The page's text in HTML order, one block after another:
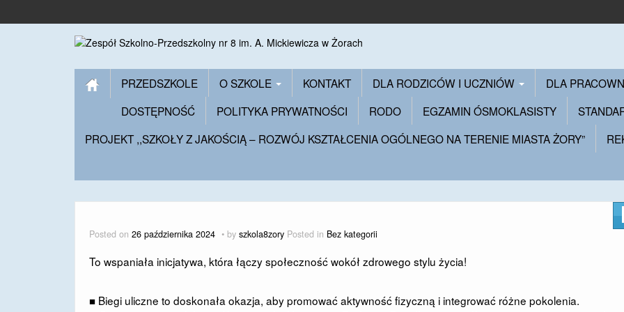
PRZEDSZKOLE O SZKOLE KONTAKT DLA RODZICÓW I UCZNIÓW DLA
DOSTĘPNOŚĆ
POLITYKA PRYWATNOŚCI RODO EGZAMIN ÓSMOKLASISTY
PROJEKT ,,SZKOŁY Z JAKOŚCIĄ – ROZWÓJ KSZTAŁCENIA OGÓLNEGO NA TERENIE MIASTA ŻORY”
Posted on 26 października 2024 by szkola8zory Posted in Bez kategorii
To wspaniała inicjatywa, która łączy społeczność wokół zdrowego stylu życia!
■ Biegi uliczne to doskonała okazja, aby promować aktywność fizyczną i integrować różne pokolenia.